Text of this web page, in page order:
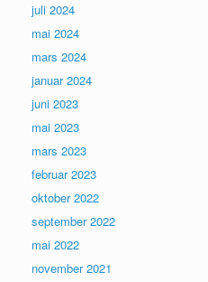
juli 2024
mai 2024
mars 2024
januar 2024
juni 2023
mai 2023
mars 2023
februar 2023
oktober 2022
september 2022
mai 2022
november 2021